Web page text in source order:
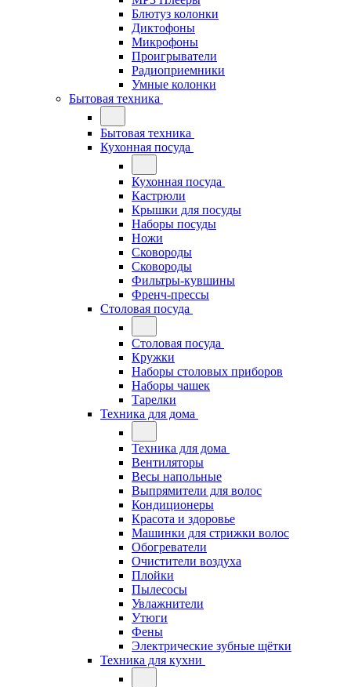
Блютуз колонки
Диктофоны
Микрофоны
Проигрыватели
Радиоприемники
Умные колонки
Бытовая техника
Бытовая техника
Кухонная посуда
Кухонная посуда
Кастрюли
Крышки для посуды
Наборы посуды
Ножи
Сковороды
Сковороды
Фильтры-кувшины
Френч-прессы
Столовая посуда
Столовая посуда
Кружки
Наборы столовых приборов
Наборы чашек
Тарелки
Техника для дома
Техника для дома
Вентиляторы
Весы напольные
Выпрямители для волос
Кондиционеры
Красота и здоровье
Машинки для стрижки волос
Обогреватели
Очистители воздуха
Плойки
Пылесосы
Увлажнители
Утюги
Фены
Электрические зубные щётки
Техника для кухни